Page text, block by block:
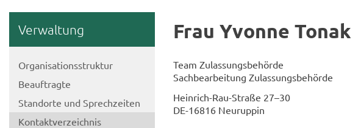
Ver­wal­tung
Or­ga­ni­sa­ti­ons­struk­tur
Be­auf­trag­te
Stand­or­te und Sprech­zei­ten
Kon­takt­ver­zeich­nis
Frau Yvonne Tonak
Team Zu­las­sungs­be­hör­de
Sach­be­ar­bei­tung Zu­las­sungs­be­hör­de
Heinrich-​Rau-Straße 27–30
DE-​16816 Neu­rup­pin